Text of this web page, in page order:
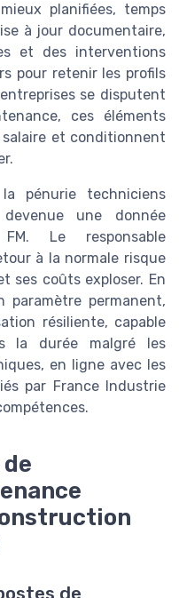
planifiées, temps
à jour documentaire,
et des interventions
pour retenir les profils
se disputent
ces éléments
et conditionnent
pénurie techniciens
une donnée
Le responsable
à la normale risque
ses coûts exploser. En
permanent,
résiliente, capable
la durée malgré les
en ligne avec les
par France Industrie
de